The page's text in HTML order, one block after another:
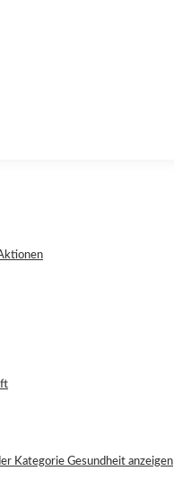
Kategorie Gesundheit anzeigen